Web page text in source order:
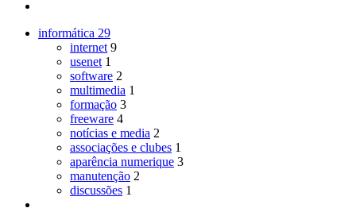
informática 29
internet 9
usenet 1
software 2
multimedia 1
formação 3
freeware 4
notícias e media 2
associações e clubes 1
aparência numerique 3
manutenção 2
discussões 1